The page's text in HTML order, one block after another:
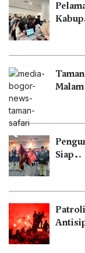
Siap…